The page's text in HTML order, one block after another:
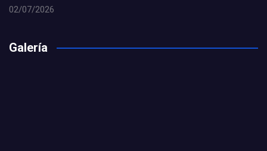
02/07/2026
Galería